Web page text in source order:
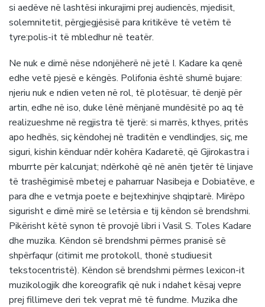
si aedëve në lashtësi inkurajimi prej audiencës, mjedisit,
solemnitetit, përgjegjësisë para kritikëve të vetëm të
tyre:polis-it të mbledhur në teatër.
Ne nuk e dimë nëse ndonjëherë në jetë I. Kadare ka qenë
edhe vetë pjesë e këngës. Polifonia është shumë bujare:
njeriu nuk e ndien veten në rol, të plotësuar, të denjë për
artin, edhe në iso, duke lënë mënjanë mundësitë po aq të
realizueshme në regjistra të tjerë: si marrës, kthyes, pritës
apo hedhës, siç këndohej në traditën e vendlindjes, siç, me
siguri, kishin kënduar ndër kohëra Kadaretë, që Gjirokastra i
mburrte për kalcunjat; ndërkohë që në anën tjetër të linjave
të trashëgimisë mbetej e paharruar Nasibeja e Dobiatëve, e
para dhe e vetmja poete e bejtexhinjve shqiptarë. Mirëpo
sigurisht e dimë mirë se letërsia e tij këndon së brendshmi.
Pikërisht këtë synon të provojë libri i Vasil S. Toles Kadare
dhe muzika. Këndon së brendshmi përmes pranisë së
shpërfaqur (citimit me protokoll, thonë studiuesit
tekstocentristë). Këndon së brendshmi përmes lexicon-it
muzikologjik dhe koreografik që nuk i ndahet kësaj vepre
prej fillimeve deri tek veprat më të fundme. Muzika dhe